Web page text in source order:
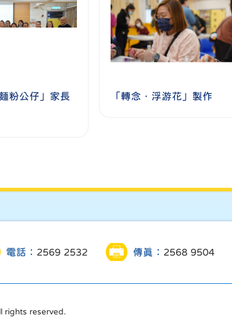
粉公仔」家長 「轉念．浮游花」製作
電話： 2569 2532 傳真： 2568 9504
rights reserved.